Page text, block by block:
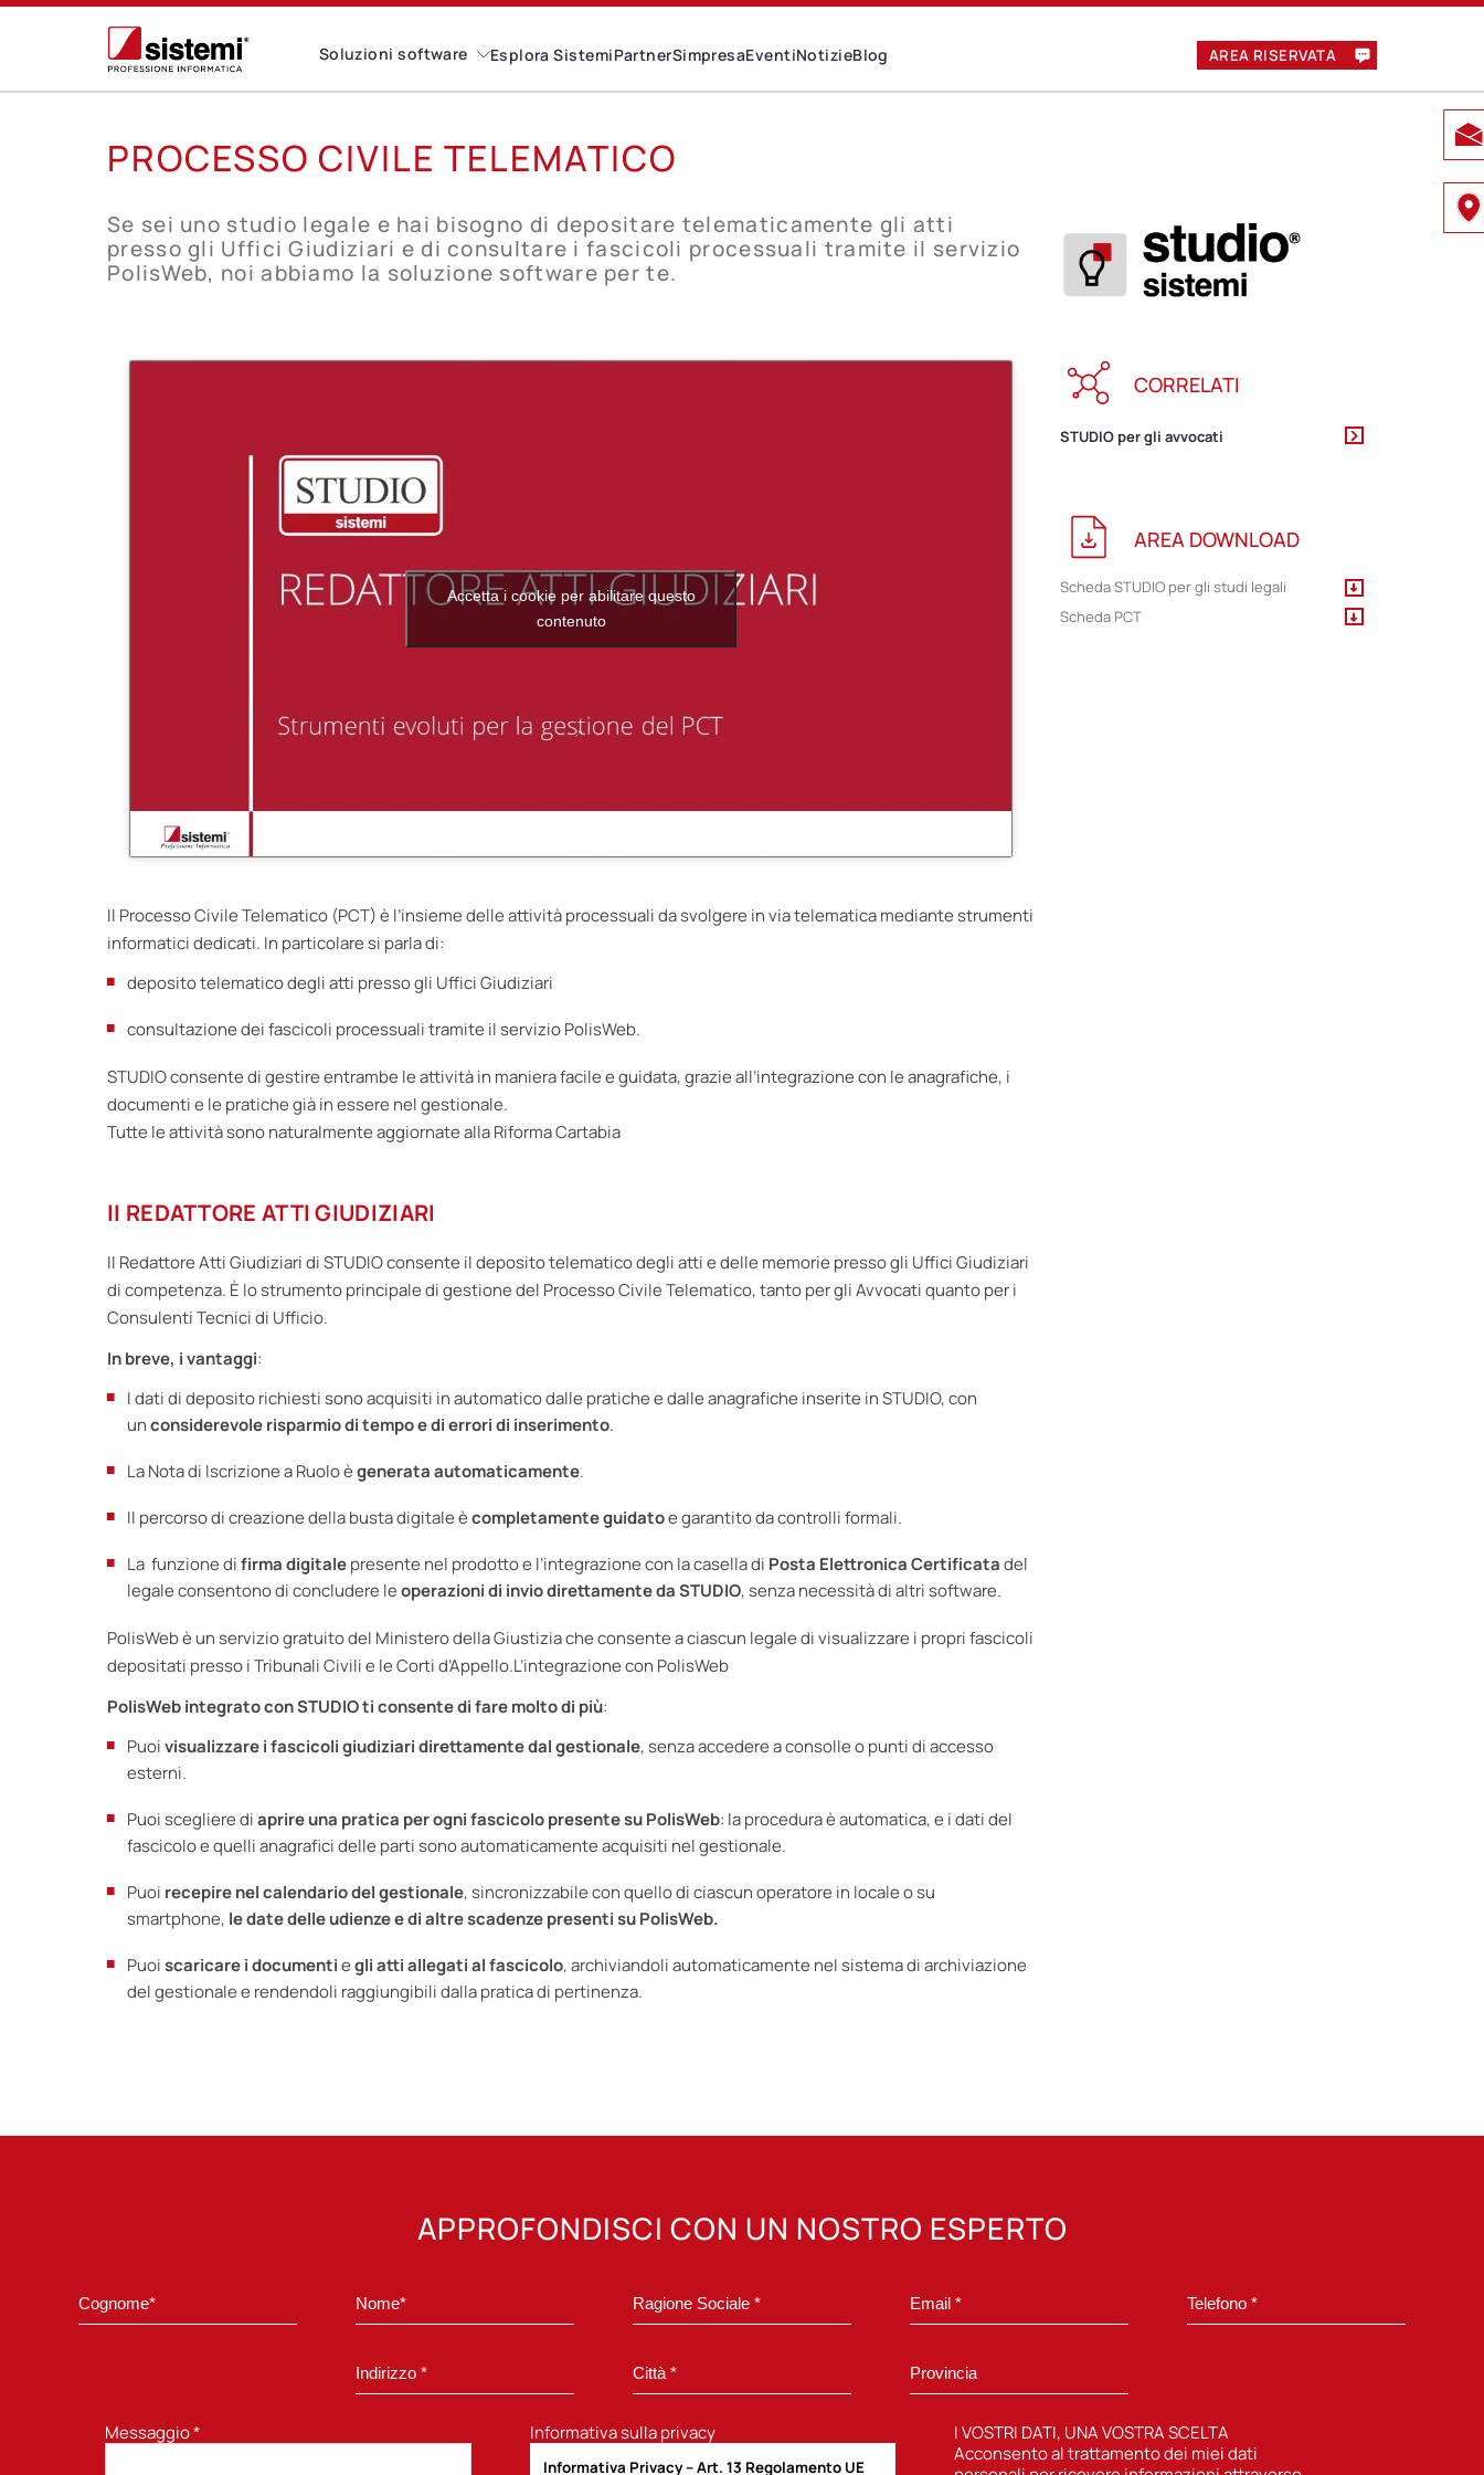
Soluzioni software Esplora SistemiPartnerSimpresaEventiNotizieBlog AREA RISERVATA
PROCESSO CIVILE TELEMATICO
Se sei uno studio legale e hai bisogno di depositare telematicamente gli atti
presso gli Uffici Giudiziari e di consultare i fascicoli processuali tramite il servizio
PolisWeb, noi abbiamo la soluzione software per te.
Accetta i cookie per abilitare questo
contenuto
Il Processo Civile Telematico (PCT) è l’insieme delle attività processuali da svolgere in via telematica mediante strumenti
informatici dedicati. In particolare si parla di:
deposito telematico degli atti presso gli Uffici Giudiziari
consultazione dei fascicoli processuali tramite il servizio PolisWeb.
STUDIO consente di gestire entrambe le attività in maniera facile e guidata, grazie all’integrazione con le anagrafiche, i
documenti e le pratiche già in essere nel gestionale.
Tutte le attività sono naturalmente aggiornate alla Riforma Cartabia
II REDATTORE ATTI GIUDIZIARI
Il Redattore Atti Giudiziari di STUDIO consente il deposito telematico degli atti e delle memorie presso gli Uffici Giudiziari
di competenza. È lo strumento principale di gestione del Processo Civile Telematico, tanto per gli Avvocati quanto per i
Consulenti Tecnici di Ufficio.
In breve, ivantaggi:
I dati di deposito richiesti sono acquisiti in automatico dalle pratiche e dalle anagrafiche inserite in STUDIO, con
unconsiderevole risparmio di tempo e di errori di inserimento.
La Nota di Iscrizione a Ruolo ègenerata automaticamente.
Il percorso di creazione della busta digitale ècompletamente guidatoe garantito da controlli formali.
La funzione difirma digitalepresente nel prodotto e l’integrazione con la casella di Posta Elettronica Certificatadel
legale consentono di concludere leoperazioni di invio direttamente da STUDIO, senza necessità di altri software.
PolisWeb è un servizio gratuito del Ministero della Giustizia che consente a ciascun legale di visualizzare i propri fascicoli
depositati presso i Tribunali Civili e le Corti d’Appello.L’integrazione con PolisWeb
PolisWeb integrato con STUDIO ti consente di fare molto di più:
Puoivisualizzare i fascicoli giudiziari direttamente dal gestionale, senza accedere a consolle o punti di accesso
esterni.
Puoi scegliere diaprire una pratica per ogni fascicolo presente su PolisWeb: la procedura è automatica, e i dati del
fascicolo e quelli anagrafici delle parti sono automaticamente acquisiti nel gestionale.
Puoi recepire nel calendario del gestionale, sincronizzabile con quello di ciascun operatore in locale o su
smartphone, le date delle udienze e di altre scadenze presenti su PolisWeb.
Puoiscaricare i documentiegli atti allegati al fascicolo, archiviandoli automaticamente nel sistema di archiviazione
del gestionale e rendendoli raggiungibili dalla pratica di pertinenza.
CORRELATI
STUDIO per gli avvocati
AREA DOWNLOAD
Scheda STUDIO per gli studi legali
Scheda PCT
APPROFONDISCI CON UN NOSTRO ESPERTO
Messaggio* Informativa sulla privacy
Informativa Privacy – Art. 13 Regolamento UE
I VOSTRI DATI, UNA VOSTRA SCELTA
Acconsento al trattamento dei miei dati